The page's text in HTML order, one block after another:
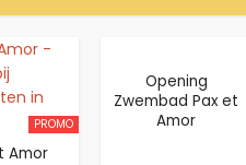
PROMO
Amor
Opening
Zwembad Pax et
Amor